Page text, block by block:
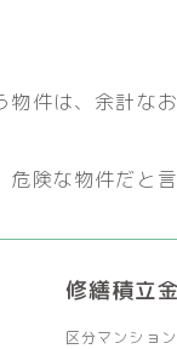
物件は、余計な
険な物件だと言
修繕積立
区分マンショ